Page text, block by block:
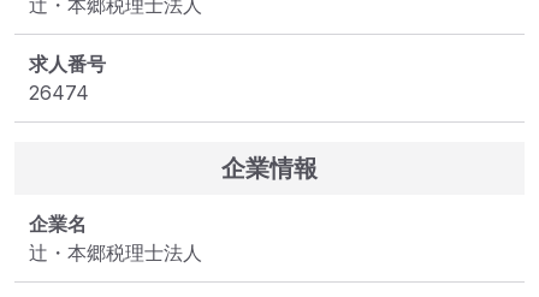
辻・本郷税理士法人
求人番号
26474
企業情報
企業名
辻・本郷税理士法人